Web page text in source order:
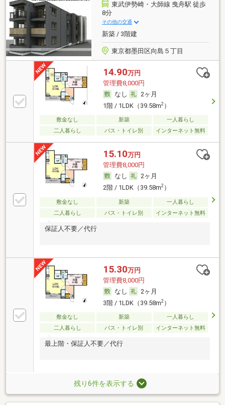
東武伊勢崎・大師線 曳舟駅 徒歩
8分
その他の交通
新築 / 3階建
東京都墨田区向島５丁目
14.90万円
管理費8,000円
なし
2ヶ月
1階 / 1LDK（39.58m2）
敷金なし 新築
一人暮らし
二人暮らし
バス・トイレ別 インターネット無料
15.10万円
管理費8,000円
なし
2ヶ月
2階 / 1LDK（39.58m2）
敷金なし 新築
一人暮らし
二人暮らし
バス・トイレ別 インターネット無料
保証人不要／代行
15.30万円
管理費8,000円
なし
2ヶ月
3階 / 1LDK（39.58m2）
敷金なし 新築
一人暮らし
二人暮らし
バス・トイレ別 インターネット無料
最上階・保証人不要／代行
残り6件を表示する